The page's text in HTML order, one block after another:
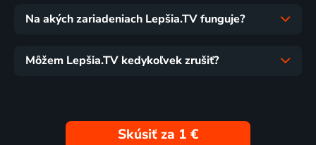
Na akých zariadeniach Lepšia.TV funguje?
Môžem Lepšia.TV kedykoľvek zrušiť?
Skúsiť za 1 €